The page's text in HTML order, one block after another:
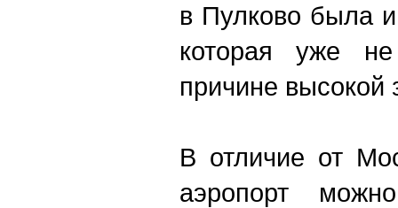
в Пулково была и
которая уже
причине высокой
В отличие от
аэропорт